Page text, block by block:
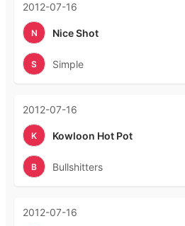
2012-07-16
N Nice Shot
S Simple
2012-07-16
K Kowloon Hot Pot
B Bullshitters
2012-07-16